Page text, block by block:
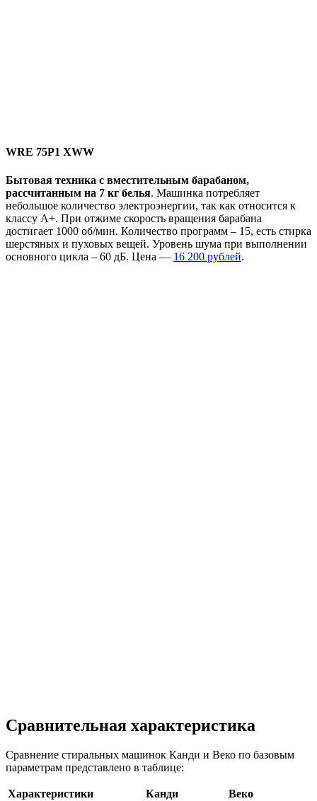
WRE 75P1 XWW
Бытовая техника с вместительным барабаном,
рассчитанным на 7 кг белья. Машинка потребляет
небольшое количество электроэнергии, так как относится к
классу А+. При отжиме скорость вращения барабана
достигает 1000 об/мин. Количество программ – 15, есть стирка
шерстяных и пуховых вещей. Уровень шума при выполнении
основного цикла – 60 дБ. Цена — 16 200 рублей.
Сравнительная характеристика
Сравнение стиральных машинок Канди и Веко по базовым
параметрам представлено в таблице:
Характеристики Канди
Веко